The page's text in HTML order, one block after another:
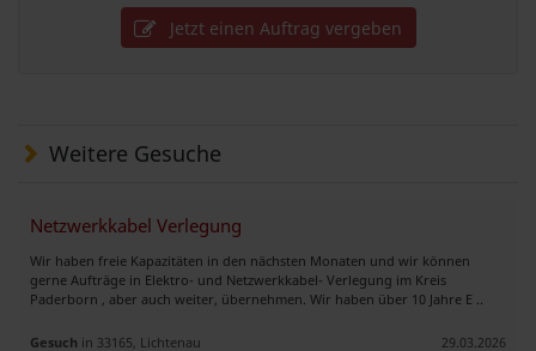
Jetzt einen Auftrag vergeben
Weitere Gesuche
Netzwerkkabel Verlegung
Wir haben freie Kapazitäten in den nächsten Monaten und wir können
gerne Aufträge in Elektro- und Netzwerkkabel- Verlegung im Kreis
Paderborn , aber auch weiter, übernehmen. Wir haben über 10 Jahre E ..
Gesuch in 33165, Lichtenau 29.03.2026